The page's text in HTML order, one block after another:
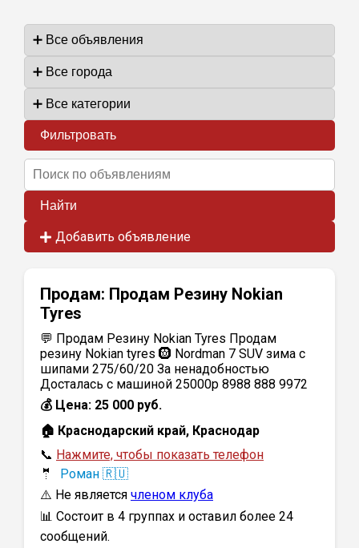
Фильтровать
Найти
Добавить объявление
Продам: Продам Резину Nokian
Tyres
💬 Продам Резину Nokian Tyres Продам
резину Nokian tyres 🛞 Nordman 7 SUV зима с
шипами 275/60/20 За ненадобностью
Досталась с машиной 25000р 8988 888 9972
💰 Цена: 25 000 руб.
🏠 Краснодарский край, Краснодар
📞 Нажмите, чтобы показать телефон
🤵
Роман 🇷🇺
⚠️ Не является членом клуба
📊 Состоит в 4 группах и оставил более 24
сообщений.